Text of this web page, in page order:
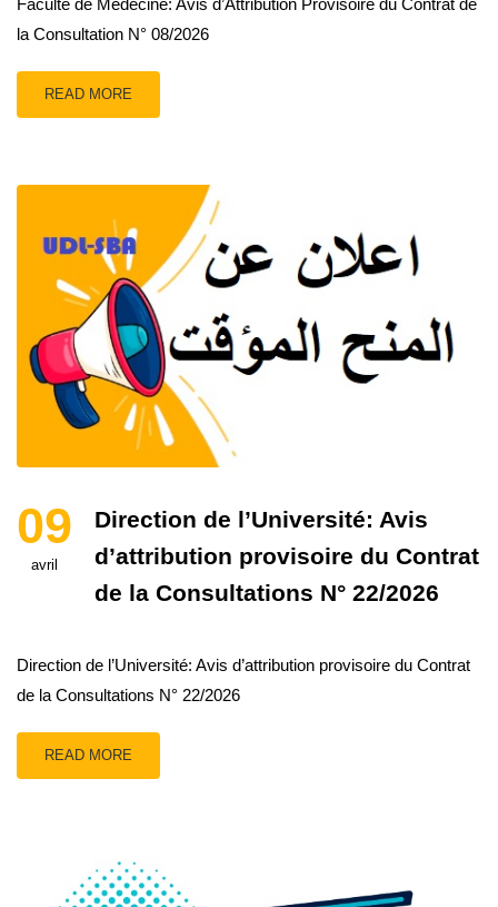
Faculté de Médecine: Avis d’Attribution Provisoire du Contrat de
la Consultation N° 08/2026
READ MORE
09
avril
Direction de l’Université: Avis
d’attribution provisoire du Contrat
de la Consultations N° 22/2026
Direction de l’Université: Avis d’attribution provisoire du Contrat
de la Consultations N° 22/2026
READ MORE